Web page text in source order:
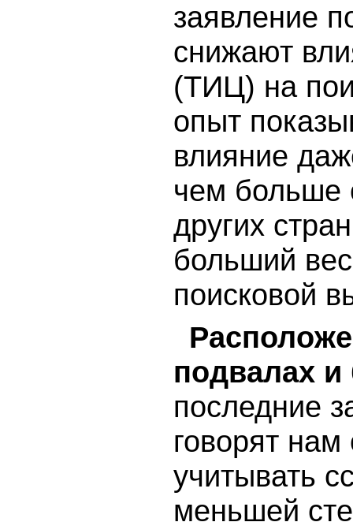
заявление
снижают
(ТИЦ) на
опыт
влияние
чем больше
других
больший
поисковой
подвалах
последние
говорят
учитывать
меньшей